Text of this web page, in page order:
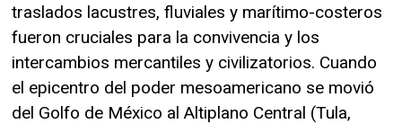
traslados lacustres, fluviales y marítimo-costeros
fueron cruciales para la convivencia y los
intercambios mercantiles y civilizatorios. Cuando
el epicentro del poder mesoamericano se movió
del Golfo de México al Altiplano Central (Tula,